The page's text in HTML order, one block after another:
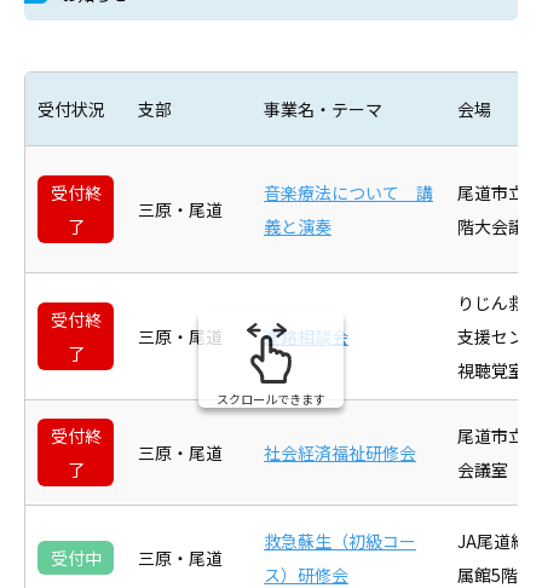
受付状況 支部 事業名・テーマ 会場
受付終
了
三原・尾道
音楽療法について 講
義と演奏
尾道市立
階大会議室
受付終
了
三原・尾道 進路相談会
りじん救
支援セ
視聴覚室
受付終
了
三原・尾道 社会経済福祉研修会
尾道市立
会議室
受付中 三原・尾道
救急蘇生（初級コー
ス）研修会
JA尾道総
属館5階
スクロールできます